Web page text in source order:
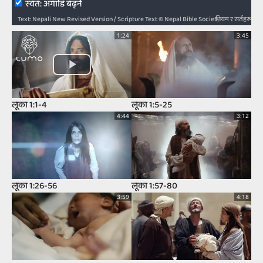
स्‍वत: अगाडि बढ्ने
Text: Nepali New Revised Version / Scripture Text © Nepal Bible Society 1997, 2006, 2009, 2012 / Audio: ℗ Audio courtesy of Bible Media Group and LUMO Project Films / Video: Courtesy of LUMO Project Films
नियम र सर्तहरू
1:24
लूका 1:1-4
3:45
लूका 1:5-25
4:44
लूका 1:26-56
3:12
लूका 1:57-80
3:59 4:18